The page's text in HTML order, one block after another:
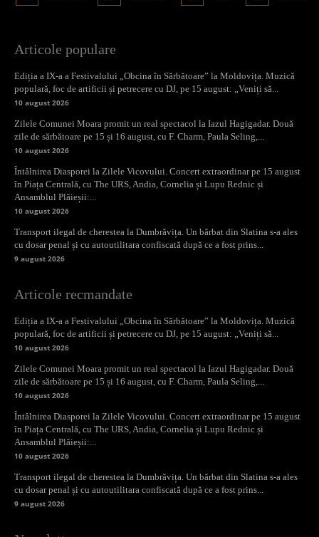
Articole populare
Ediția a IX-a a Festivalului „Obcina în Sărbătoare” la Moldovița. Muzică
populară, foc de artificii și petrecere cu DJ, pe 15 august: „Veniți să...
10 august 2026
Zilele Comunei Moara promit un real spectacol la Iazul Hagigadar. Două
zile de sărbătoare pe 15 și 16 august, cu F. Charm, Paula Seling,...
10 august 2026
Întâlnirea Diasporei la Zilele Vicovului. Concert extraordinar pe 15 august
în Piața Centrală, cu The URS, Andia, Cornelia și Lupu Rednic și
Ansamblul Plăieșii:...
10 august 2026
Transport ilegal de cherestea la Dumbrăvița. Un bărbat din Slatina s-a ales
cu dosar penal și cu autoutilitara confiscată după ce a fost prins...
9 august 2026
Articole recmandate
Ediția a IX-a a Festivalului „Obcina în Sărbătoare” la Moldovița. Muzică
populară, foc de artificii și petrecere cu DJ, pe 15 august: „Veniți să...
10 august 2026
Zilele Comunei Moara promit un real spectacol la Iazul Hagigadar. Două
zile de sărbătoare pe 15 și 16 august, cu F. Charm, Paula Seling,...
10 august 2026
Întâlnirea Diasporei la Zilele Vicovului. Concert extraordinar pe 15 august
în Piața Centrală, cu The URS, Andia, Cornelia și Lupu Rednic și
Ansamblul Plăieșii:...
10 august 2026
Transport ilegal de cherestea la Dumbrăvița. Un bărbat din Slatina s-a ales
cu dosar penal și cu autoutilitara confiscată după ce a fost prins...
9 august 2026